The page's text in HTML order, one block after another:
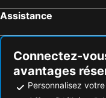
Assistance
Connectez-
avantages
Personnalisez